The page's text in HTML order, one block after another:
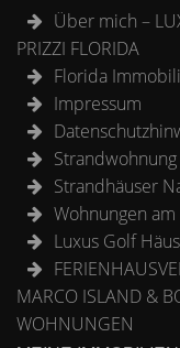
Über mich –
PRIZZI FLORIDA
Florida
Impressum
Strandhäuser
Wohnungen
Luxus Golf
MARCO ISLAND &
WOHNUNGEN